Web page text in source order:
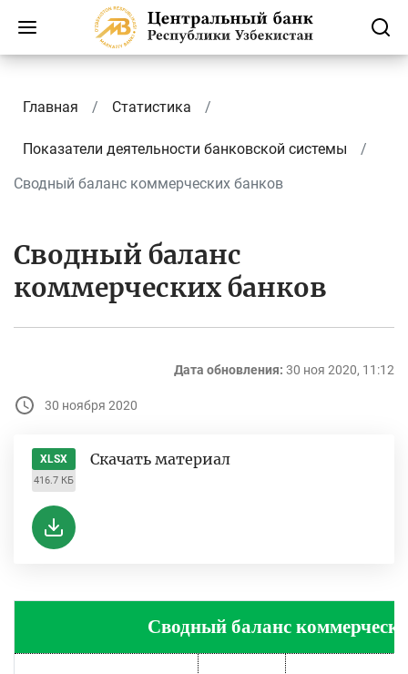
Главная Статистика
Показатели деятельности банковской системы
Сводный баланс коммерческих банков
Сводный баланс
коммерческих банков
Дата обновления: 30 ноя 2020, 11:12
30 ноября 2020
XLSX
416.7 КБ
Скачать материал
Сводный баланс